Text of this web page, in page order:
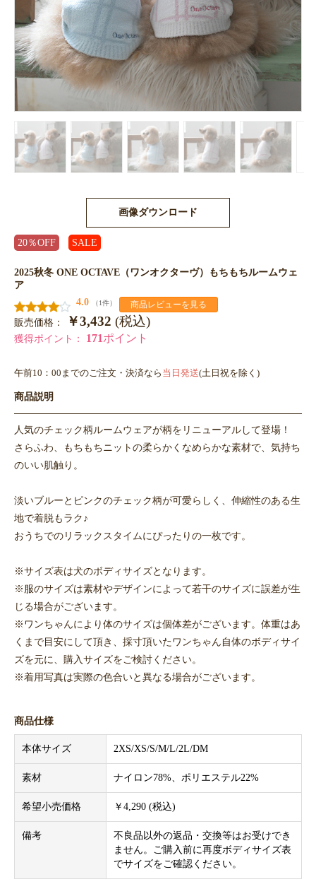
画像ダウンロード
20％OFF SALE
2025秋冬 ONE OCTAVE（ワンオクターヴ）もちもちルームウェ
ア
4.0
（1件） 商品レビューを見る
販売価格： ￥3,432 (税込)
獲得ポイント： 171ポイント
午前10：00までのご注文・決済なら 当日発送(土日祝を除く)
商品説明
人気のチェック柄ルームウェアが柄をリニューアルして登場！
さらふわ、もちもちニットの柔らかくなめらかな素材で、気持ち
のいい肌触り。
淡いブルーとピンクのチェック柄が可愛らしく、伸縮性のある生
地で着脱もラク♪
おうちでのリラックスタイムにぴったりの一枚です。
※サイズ表は犬のボディサイズとなります。
※服のサイズは素材やデザインによって若干のサイズに誤差が生
じる場合がございます。
※ワンちゃんにより体のサイズは個体差がございます。体重はあ
くまで目安にして頂き、採寸頂いたワンちゃん自体のボディサイ
ズを元に、購入サイズをご検討ください。
※着用写真は実際の色合いと異なる場合がございます。
商品仕様
本体サイズ 2XS/XS/S/M/L/2L/DM
素材 ナイロン78%、ポリエステル22%
希望小売価格 ￥4,290 (税込)
備考
不良品以外の返品・交換等はお受けでき
ません。ご購入前に再度ボディサイズ表
でサイズをご確認ください。